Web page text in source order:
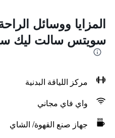
المزايا ووسائل
سويتس سالت ليك
مركز اللياقة البدنية
واي فاي مجاني
جهاز صنع القهوة/ الشاي